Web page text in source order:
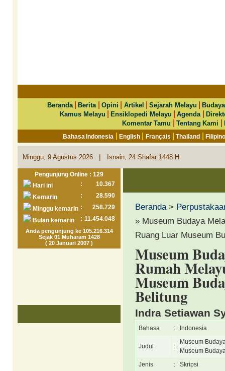
Beranda|Berita Opini Artikel |Sejarah Melayu |
Kamus Melayu
|Ensiklopedi Melayu |Agenda |
Komentar Tamu
|Tentang Kami |
Bahasa Indonesia |English Français |Thailand |
Minggu, 9 Agustus 2026 | Isnain, 24 Shafar 1448 H
Pengunjung Online : 129
Hari ini
:
10.367
Kemarin
:
28.590
Minggu kemarin :
258.729
Bulan kemarin
: 11.454.048
Anda pengunjung ke 105.216.314
Sejak 01 Muharam 1428
( 20 Januari 2007 )
Beranda>
» Museum Budaya
Ruang Luar Museum
Museum
Rumah
Museum
Belitung
Indra Setiawan
Bahasa : Indonesia
Judul :
Museum
Museum
Jenis
:
Skripsi